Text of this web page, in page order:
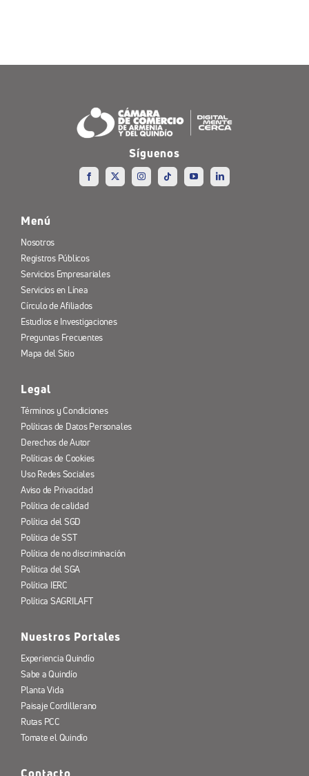
Síguenos
Menú
Nosotros
Registros Públicos
Servicios Empresariales
Servicios en Línea
Círculo de Afiliados
Estudios e Investigaciones
Preguntas Frecuentes
Mapa del Sitio
Legal
Términos y Condiciones
Políticas de Datos Personales
Derechos de Autor
Políticas de Cookies
Uso Redes Sociales
Aviso de Privacidad
Política de calidad
Política del SGD
Política de SST
Política de no discriminación
Política del SGA
Política IERC
Política SAGRILAFT
Nuestros Portales
Experiencia Quindío
Sabe a Quindío
Planta Vida
Paisaje Cordillerano
Rutas PCC
Tomate el Quindío